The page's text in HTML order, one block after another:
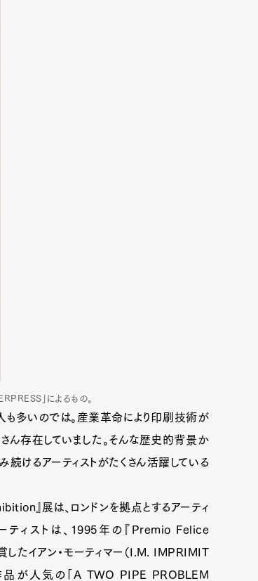
」によるもの。
も多いのでは。産業革命により印刷技術が
ん存在していました。そんな歴史的背景か
けるアーティストがたくさん活躍している
』展は、ロンドンを拠点とするアーティ
ティストは、1995年の『Premio Felice
したイアン・モーティマー（I.M. IMPRIMIT
品が人気の「A TWO PIPE PROBLEM